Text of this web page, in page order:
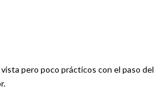
pero poco prácticos con el paso del